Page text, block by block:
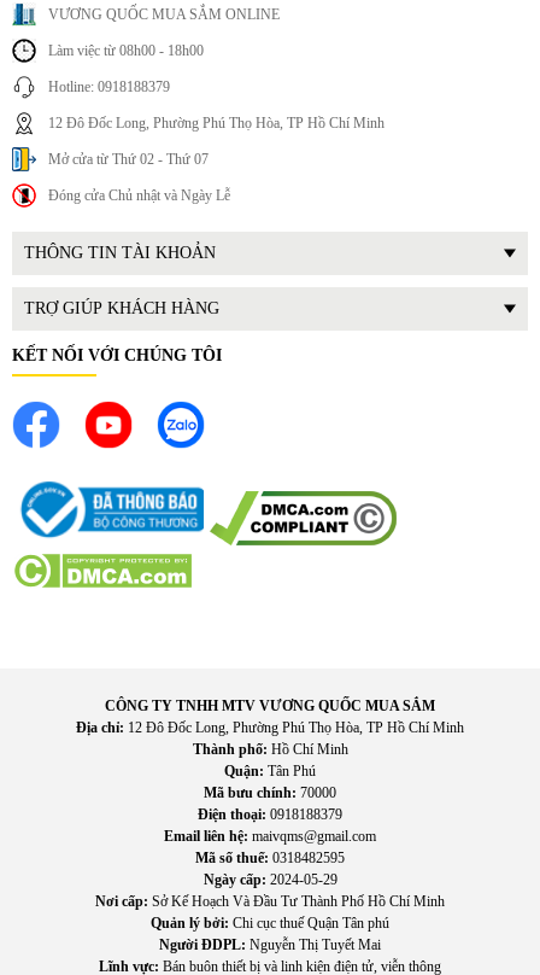
VƯƠNG QUỐC MUA SẮM ONLINE
Làm việc từ 08h00 - 18h00
Hotline: 0918188379
12 Đô Đốc Long, Phường Phú Thọ Hòa, TP Hồ Chí Minh
Mở cửa từ Thứ 02 - Thứ 07
Đóng cửa Chủ nhật và Ngày Lễ
THÔNG TIN TÀI KHOẢN
TRỢ GIÚP KHÁCH HÀNG
KẾT NỐI VỚI CHÚNG TÔI
CÔNG TY TNHH MTV VƯƠNG QUỐC MUA SẮM
Địa chỉ: 12 Đô Đốc Long, Phường Phú Thọ Hòa, TP Hồ Chí Minh
Thành phố: Hồ Chí Minh
Quận: Tân Phú
Mã bưu chính: 70000
Điện thoại: 0918188379
Email liên hệ: maivqms@gmail.com
Mã số thuế: 0318482595
Ngày cấp: 2024-05-29
Nơi cấp: Sở Kế Hoạch Và Đầu Tư Thành Phố Hồ Chí Minh
Quản lý bởi: Chi cục thuế Quận Tân phú
Người ĐDPL: Nguyễn Thị Tuyết Mai
Lĩnh vực: Bán buôn thiết bị và linh kiện điện tử, viễn thông